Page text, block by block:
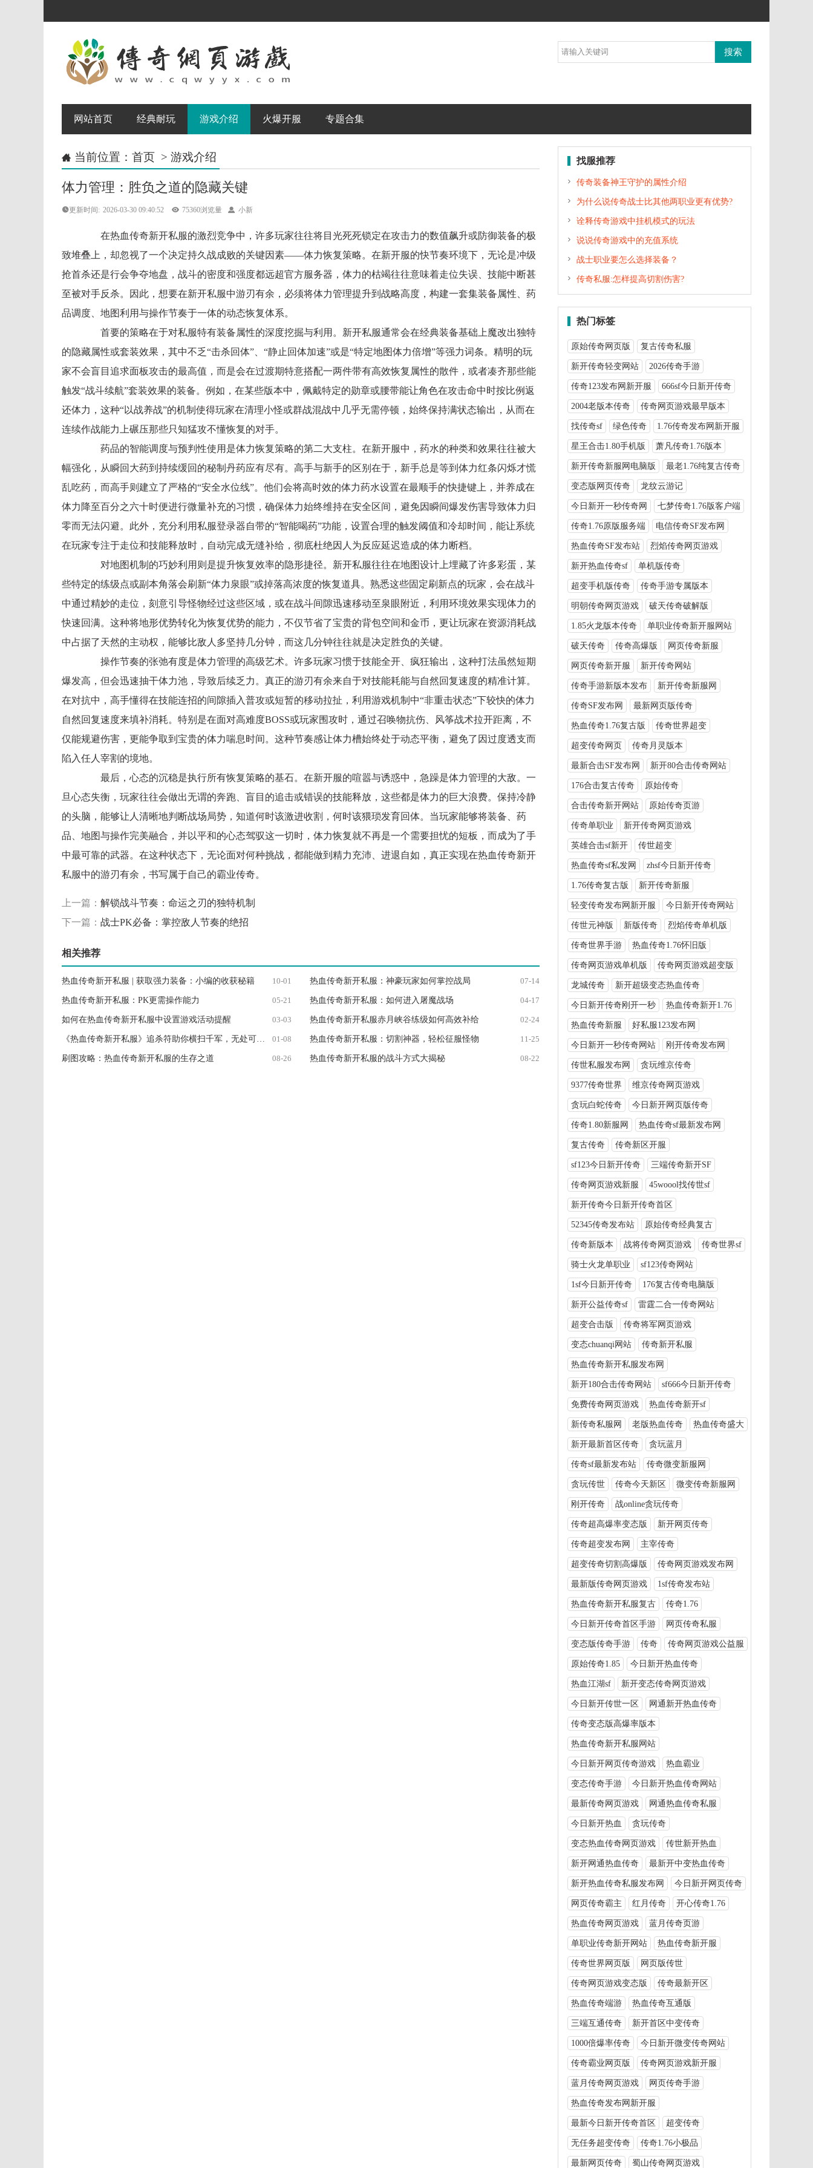
网站首页 经典耐玩 游戏介绍 火爆开服 专题合集
 当前位置： 首页 > 游戏介绍
体力管理：胜负之道的隐藏关键
更新时间: 2026-03-30 09:40:52  75360浏览量  小新
在热血传奇新开私服的激烈竞争中，许多玩家往往将目光死死锁定在攻击力的数值飙升或防御装备的极
致堆叠上，却忽视了一个决定持久战成败的关键因素——体力恢复策略。在新开服的快节奏环境下，无论是冲级
抢首杀还是行会争夺地盘，战斗的密度和强度都远超官方服务器，体力的枯竭往往意味着走位失误、技能中断甚
至被对手反杀。因此，想要在新开私服中游刃有余，必须将体力管理提升到战略高度，构建一套集装备属性、药
品调度、地图利用与操作节奏于一体的动态恢复体系。
首要的策略在于对私服特有装备属性的深度挖掘与利用。新开私服通常会在经典装备基础上魔改出独特
的隐藏属性或套装效果，其中不乏“击杀回体”、“静止回体加速”或是“特定地图体力倍增”等强力词条。精明的玩
家不会盲目追求面板攻击的最高值，而是会在过渡期特意搭配一两件带有高效恢复属性的散件，或者凑齐那些能
触发“战斗续航”套装效果的装备。例如，在某些版本中，佩戴特定的勋章或腰带能让角色在攻击命中时按比例返
还体力，这种“以战养战”的机制使得玩家在清理小怪或群战混战中几乎无需停顿，始终保持满状态输出，从而在
连续作战能力上碾压那些只知猛攻不懂恢复的对手。
药品的智能调度与预判性使用是体力恢复策略的第二大支柱。在新开服中，药水的种类和效果往往被大
幅强化，从瞬回大药到持续缓回的秘制丹药应有尽有。高手与新手的区别在于，新手总是等到体力红条闪烁才慌
乱吃药，而高手则建立了严格的“安全水位线”。他们会将高时效的体力药水设置在最顺手的快捷键上，并养成在
体力降至百分之六十时便进行微量补充的习惯，确保体力始终维持在安全区间，避免因瞬间爆发伤害导致体力归
零而无法闪避。此外，充分利用私服登录器自带的“智能喝药”功能，设置合理的触发阈值和冷却时间，能让系统
在玩家专注于走位和技能释放时，自动完成无缝补给，彻底杜绝因人为反应延迟造成的体力断档。
对地图机制的巧妙利用则是提升恢复效率的隐形捷径。新开私服往往在地图设计上埋藏了许多彩蛋，某
些特定的练级点或副本角落会刷新“体力泉眼”或掉落高浓度的恢复道具。熟悉这些固定刷新点的玩家，会在战斗
中通过精妙的走位，刻意引导怪物经过这些区域，或在战斗间隙迅速移动至泉眼附近，利用环境效果实现体力的
快速回满。这种将地形优势转化为恢复优势的能力，不仅节省了宝贵的背包空间和金币，更让玩家在资源消耗战
中占据了天然的主动权，能够比敌人多坚持几分钟，而这几分钟往往就是决定胜负的关键。
操作节奏的张弛有度是体力管理的高级艺术。许多玩家习惯于技能全开、疯狂输出，这种打法虽然短期
爆发高，但会迅速抽干体力池，导致后续乏力。真正的游刃有余来自于对技能耗能与自然回复速度的精准计算。
在对抗中，高手懂得在技能连招的间隙插入普攻或短暂的移动拉扯，利用游戏机制中“非重击状态”下较快的体力
自然回复速度来填补消耗。特别是在面对高难度BOSS或玩家围攻时，通过召唤物抗伤、风筝战术拉开距离，不
仅能规避伤害，更能争取到宝贵的体力喘息时间。这种节奏感让体力槽始终处于动态平衡，避免了因过度透支而
陷入任人宰割的境地。
最后，心态的沉稳是执行所有恢复策略的基石。在新开服的喧嚣与诱惑中，急躁是体力管理的大敌。一
旦心态失衡，玩家往往会做出无谓的奔跑、盲目的追击或错误的技能释放，这些都是体力的巨大浪费。保持冷静
的头脑，能够让人清晰地判断战场局势，知道何时该激进收割，何时该猥琐发育回体。当玩家能够将装备、药
品、地图与操作完美融合，并以平和的心态驾驭这一切时，体力恢复就不再是一个需要担忧的短板，而成为了手
中最可靠的武器。在这种状态下，无论面对何种挑战，都能做到精力充沛、进退自如，真正实现在热血传奇新开
私服中的游刃有余，书写属于自己的霸业传奇。
上一篇： 解锁战斗节奏：命运之刃的独特机制
下一篇： 战士PK必备：掌控敌人节奏的绝招
相关推荐
10-01
热血传奇新开私服 | 获取强力装备：小编的收获秘籍 07-14
热血传奇新开私服：神豪玩家如何掌控战局
05-21
热血传奇新开私服：PK更需操作能力 04-17
热血传奇新开私服：如何进入屠魔战场
03-03
如何在热血传奇新开私服中设置游戏活动提醒 02-24
热血传奇新开私服赤月峡谷练级如何高效补给
01-08
《热血传奇新开私服》追杀符助你横扫千军，无处可逃的敌 11-25
热血传奇新开私服：切割神器，轻松征服怪物
08-26
刷图攻略：热血传奇新开私服的生存之道 08-22
热血传奇新开私服的战斗方式大揭秘
找服推荐
 传奇装备神王守护的属性介绍
 为什么说传奇战士比其他两职业更有优势?
 诠释传奇游戏中挂机模式的玩法
 说说传奇游戏中的充值系统
 战士职业要怎么选择装备？
 传奇私服:怎样提高切割伤害?
热门标签
原始传奇网页版 复古传奇私服
新开传奇轻变网站 2026传奇手游
传奇123发布网新开服 666sf今日新开传奇
2004老版本传奇 传奇网页游戏最早版本
找传奇sf 绿色传奇 1.76传奇发布网新开服
星王合击1.80手机版 萧凡传奇1.76版本
新开传奇新服网电脑版 最老1.76纯复古传奇
变态版网页传奇 龙纹云游记
今日新开一秒传奇网 七梦传奇1.76版客户端
传奇1.76原版服务端 电信传奇SF发布网
热血传奇SF发布站 烈焰传奇网页游戏
新开热血传奇sf 单机版传奇
超变手机版传奇 传奇手游专属版本
明朝传奇网页游戏 破天传奇破解版
1.85火龙版本传奇 单职业传奇新开服网站
破天传奇 传奇高爆版 网页传奇新服
网页传奇新开服 新开传奇网站
传奇手游新版本发布 新开传奇新服网
传奇SF发布网 最新网页版传奇
热血传奇1.76复古版 传奇世界超变
超变传奇网页 传奇月灵版本
最新合击SF发布网 新开80合击传奇网站
176合击复古传奇 原始传奇
合击传奇新开网站 原始传奇页游
传奇单职业 新开传奇网页游戏
英雄合击sf新开 传世超变
热血传奇sf私发网 zhsf今日新开传奇
1.76传奇复古版 新开传奇新服
轻变传奇发布网新开服 今日新开传奇网站
传世元神版 新版传奇 烈焰传奇单机版
传奇世界手游 热血传奇1.76怀旧版
传奇网页游戏单机版 传奇网页游戏超变版
龙城传奇 新开超级变态热血传奇
今日新开传奇刚开一秒 热血传奇新开1.76
热血传奇新服 好私服123发布网
今日新开一秒传奇网站 刚开传奇发布网
传世私服发布网 贪玩维京传奇
9377传奇世界 维京传奇网页游戏
贪玩白蛇传奇 今日新开网页版传奇
传奇1.80新服网 热血传奇sf最新发布网
复古传奇 传奇新区开服
sf123今日新开传奇 三端传奇新开SF
传奇网页游戏新服 45woool找传世sf
新开传奇今日新开传奇首区
52345传奇发布站 原始传奇经典复古
传奇新版本 战将传奇网页游戏 传奇世界sf
骑士火龙单职业 sf123传奇网站
1sf今日新开传奇 176复古传奇电脑版
新开公益传奇sf 雷霆二合一传奇网站
超变合击版 传奇将军网页游戏
变态chuanqi网站 传奇新开私服
热血传奇新开私服发布网
新开180合击传奇网站 sf666今日新开传奇
免费传奇网页游戏 热血传奇新开sf
新传奇私服网 老版热血传奇 热血传奇盛大
新开最新首区传奇 贪玩蓝月
传奇sf最新发布站 传奇微变新服网
贪玩传世 传奇今天新区 微变传奇新服网
刚开传奇 战online贪玩传奇
传奇超高爆率变态版 新开网页传奇
传奇超变发布网 主宰传奇
超变传奇切割高爆版 传奇网页游戏发布网
最新版传奇网页游戏 1sf传奇发布站
热血传奇新开私服复古 传奇1.76
今日新开传奇首区手游 网页传奇私服
变态版传奇手游 传奇 传奇网页游戏公益服
原始传奇1.85 今日新开热血传奇
热血江湖sf 新开变态传奇网页游戏
今日新开传世一区 网通新开热血传奇
传奇变态版高爆率版本
热血传奇新开私服网站
今日新开网页传奇游戏 热血霸业
变态传奇手游 今日新开热血传奇网站
最新传奇网页游戏 网通热血传奇私服
今日新开热血 贪玩传奇
变态热血传奇网页游戏 传世新开热血
新开网通热血传奇 最新开中变热血传奇
新开热血传奇私服发布网 今日新开网页传奇
网页传奇霸主 红月传奇 开心传奇1.76
热血传奇网页游戏 蓝月传奇页游
单职业传奇新开网站 热血传奇新开服
传奇世界网页版 网页版传世
传奇网页游戏变态版 传奇最新开区
热血传奇端游 热血传奇互通版
三端互通传奇 新开首区中变传奇
1000倍爆率传奇 今日新开微变传奇网站
传奇霸业网页版 传奇网页游戏新开服
蓝月传奇网页游戏 网页传奇手游
热血传奇发布网新开服
最新今日新开传奇首区 超变传奇
无任务超变传奇 传奇1.76小极品
最新网页传奇 蜀山传奇网页游戏